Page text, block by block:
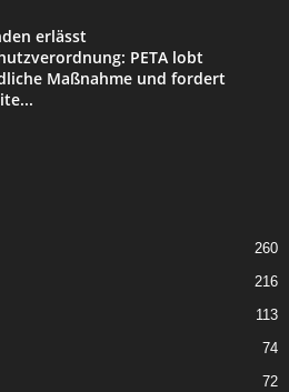
erlässt
PETA lobt
Maßnahme und fordert
260
216
113
74
72